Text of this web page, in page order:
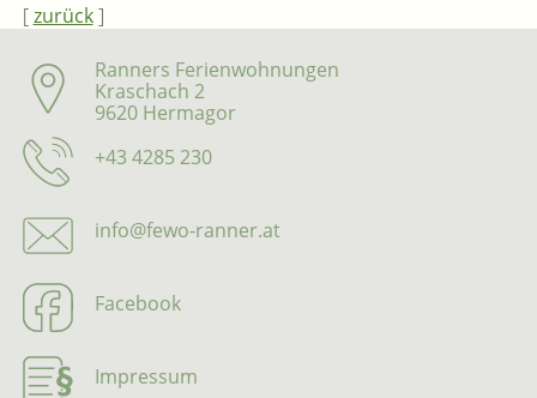
[zurück]
Ranners Ferienwohnungen
Kraschach 2
9620 Hermagor
+43 4285 230
info@fewo-ranner.at
Facebook
Impressum